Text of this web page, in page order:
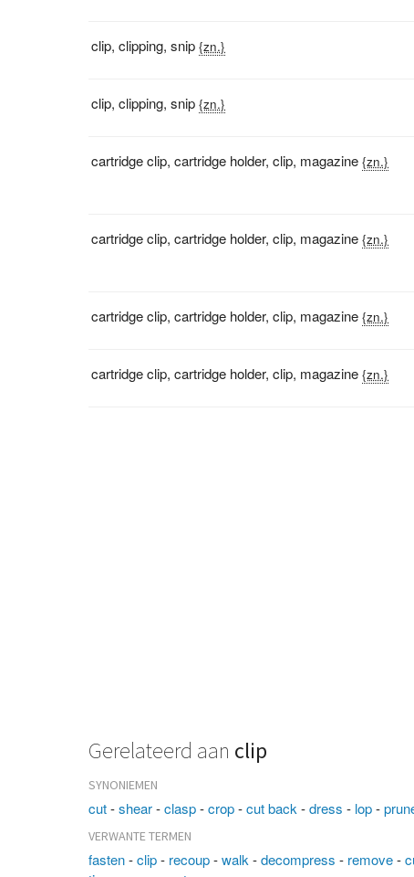
clip,clipping,snip {zn.}
clip,clipping,snip {zn.}
cartridge clip,cartridge holder,clip, magazine {zn.}
cartridge clip,cartridge holder,clip, magazine {zn.}
cartridge clip,cartridge holder,clip, magazine {zn.}
cartridge clip,cartridge holder,clip, magazine {zn.}
Gerelateerd aan clip
SYNONIEMEN
cut-shear-clasp-crop-cut back -dress - lop-
VERWANTE TERMEN
fasten-clip- recoup-walk -decompress - remove-